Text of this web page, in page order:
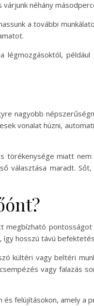
néhány
a további
nagyobb
vonalat húzni,
törékenysége miatt
választása maradt.
így hosszú távú
kültéri vagy beltéri
vagy falazás
felújításokon, amely a